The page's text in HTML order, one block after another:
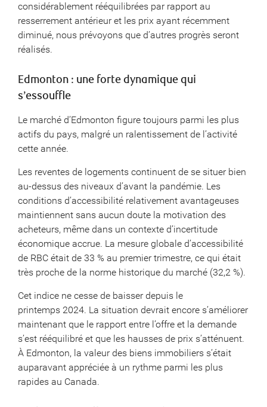
considérablement rééquilibrées par rapport au
resserrement antérieur et les prix ayant récemment
diminué, nous prévoyons que d’autres progrès seront
réalisés.
Edmonton : une forte dynamique qui
s’essouffle
Le marché d’Edmonton figure toujours parmi les plus
actifs du pays, malgré un ralentissement de l’activité
cette année.
Les reventes de logements continuent de se situer bien
au-dessus des niveaux d’avant la pandémie. Les
conditions d’accessibilité relativement avantageuses
maintiennent sans aucun doute la motivation des
acheteurs, même dans un contexte d’incertitude
économique accrue. La mesure globale d’accessibilité
de RBC était de 33 % au premier trimestre, ce qui était
très proche de la norme historique du marché (32,2 %).
Cet indice ne cesse de baisser depuis le
printemps 2024. La situation devrait encore s’améliorer
maintenant que le rapport entre l’offre et la demande
s’est rééquilibré et que les hausses de prix s’atténuent.
À Edmonton, la valeur des biens immobiliers s’était
auparavant appréciée à un rythme parmi les plus
rapides au Canada.